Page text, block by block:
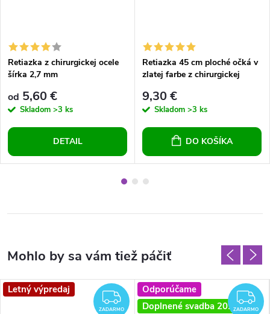
Retiazka z chirurgickej ocele
šírka 2,7 mm
od 5,60 €
Skladom >3 ks
DETAIL
Retiazka 45 cm ploché očká v
zlatej farbe z chirurgickej
9,30 €
Skladom >3 ks
DO KOŠÍKA
Letný výpredaj
ZADARMO
ZADARMO
Odporúčame
Doplnené svadba 2026ZADARMO